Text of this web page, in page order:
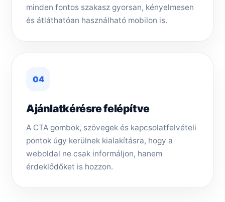
minden fontos szakasz gyorsan, kényelmesen
és átláthatóan használható mobilon is.
04
Ajánlatkérésre felépítve
A CTA gombok, szövegek és kapcsolatfelvételi
pontok úgy kerülnek kialakításra, hogy a
weboldal ne csak informáljon, hanem
érdeklődőket is hozzon.